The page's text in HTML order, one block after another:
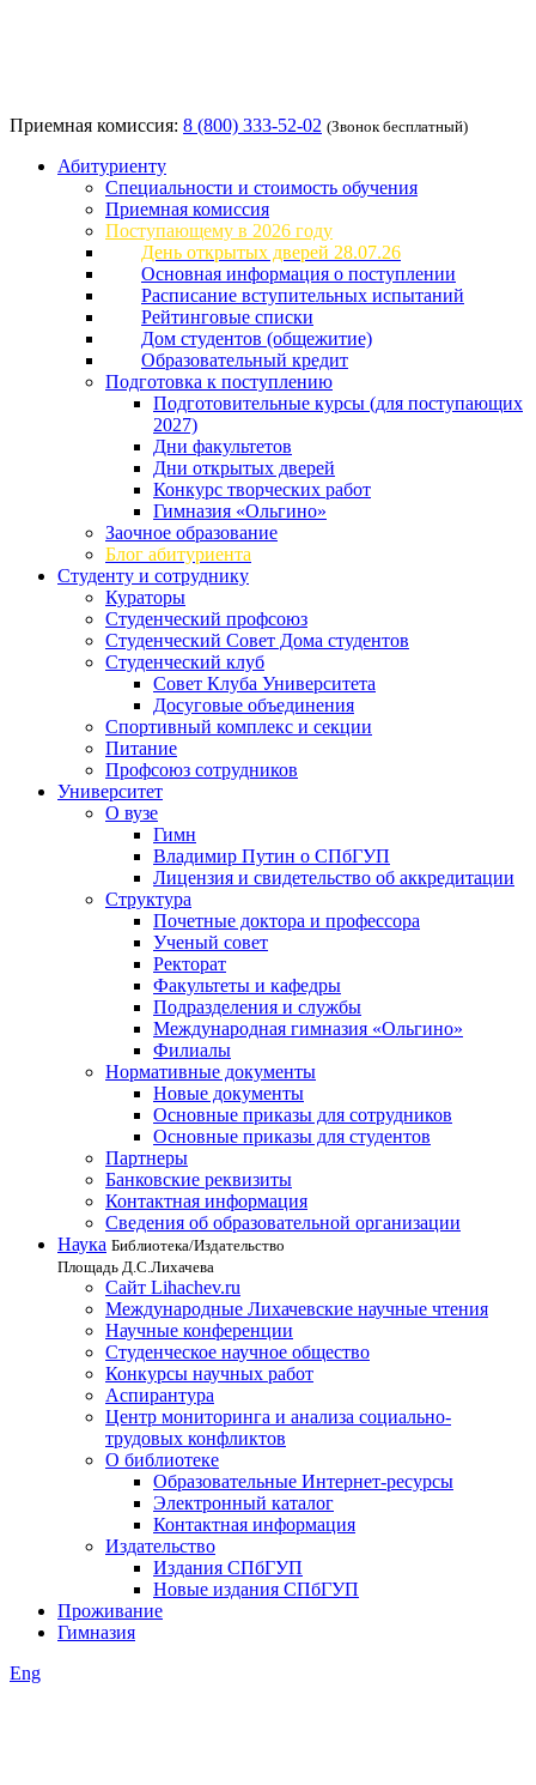
Приемная комиссия: 8 (800) 333-52-02 (Звонок бесплатный)
Абитуриенту
Специальности и стоимость обучения
Приемная комиссия
Поступающему в 2026 году
День открытых дверей 28.07.26
Основная информация о поступлении
Расписание вступительных испытаний
Рейтинговые списки
Дом студентов (общежитие)
Образовательный кредит
Подготовка к поступлению
Подготовительные курсы (для поступающих
2027)
Дни факультетов
Дни открытых дверей
Конкурс творческих работ
Гимназия «Ольгино»
Заочное образование
Блог абитуриента
Студенту и сотруднику
Кураторы
Студенческий профсоюз
Студенческий Совет Дома студентов
Студенческий клуб
Совет Клуба Университета
Досуговые объединения
Спортивный комплекс и секции
Питание
Профсоюз сотрудников
Университет
О вузе
Гимн
Владимир Путин о СПбГУП
Лицензия и свидетельство об аккредитации
Структура
Почетные доктора и профессора
Ученый совет
Ректорат
Факультеты и кафедры
Подразделения и службы
Международная гимназия «Ольгино»
Филиалы
Нормативные документы
Новые документы
Основные приказы для сотрудников
Основные приказы для студентов
Партнеры
Банковские реквизиты
Контактная информация
Сведения об образовательной организации
Наука Библиотека/Издательство
Площадь Д.С.Лихачева
Сайт Lihachev.ru
Международные Лихачевские научные чтения
Научные конференции
Студенческое научное общество
Конкурсы научных работ
Аспирантура
Центр мониторинга и анализа социально-
трудовых конфликтов
О библиотеке
Образовательные Интернет-ресурсы
Электронный каталог
Контактная информация
Издательство
Издания СПбГУП
Новые издания СПбГУП
Проживание
Гимназия
Eng